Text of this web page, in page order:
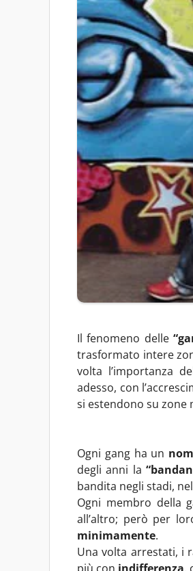
Il fenomeno delle
trasformato intere
volta l’importanza
adesso, con
si estendono su zone
Ogni gang ha un
degli anni la
bandita negli stadi,
Ogni membro della
all’altro; però per
minimamente.
Una volta arrestati, i